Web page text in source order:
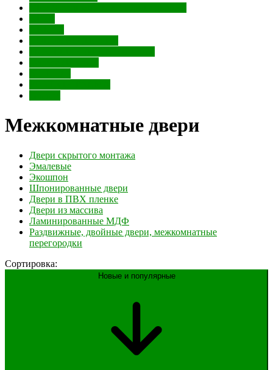
Межкомнатные двери
Двери скрытого монтажа
Эмалевые
Экошпон
Шпонированные двери
Двери в ПВХ пленке
Двери из массива
Ламинированные МДФ
Раздвижные, двойные двери, межкомнатные
перегородки
Сортировка:
Новые и популярные